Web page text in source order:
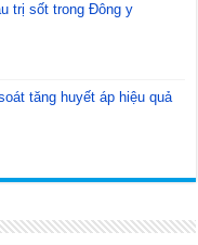
trị sốt trong Đông y
tăng huyết áp hiệu quả